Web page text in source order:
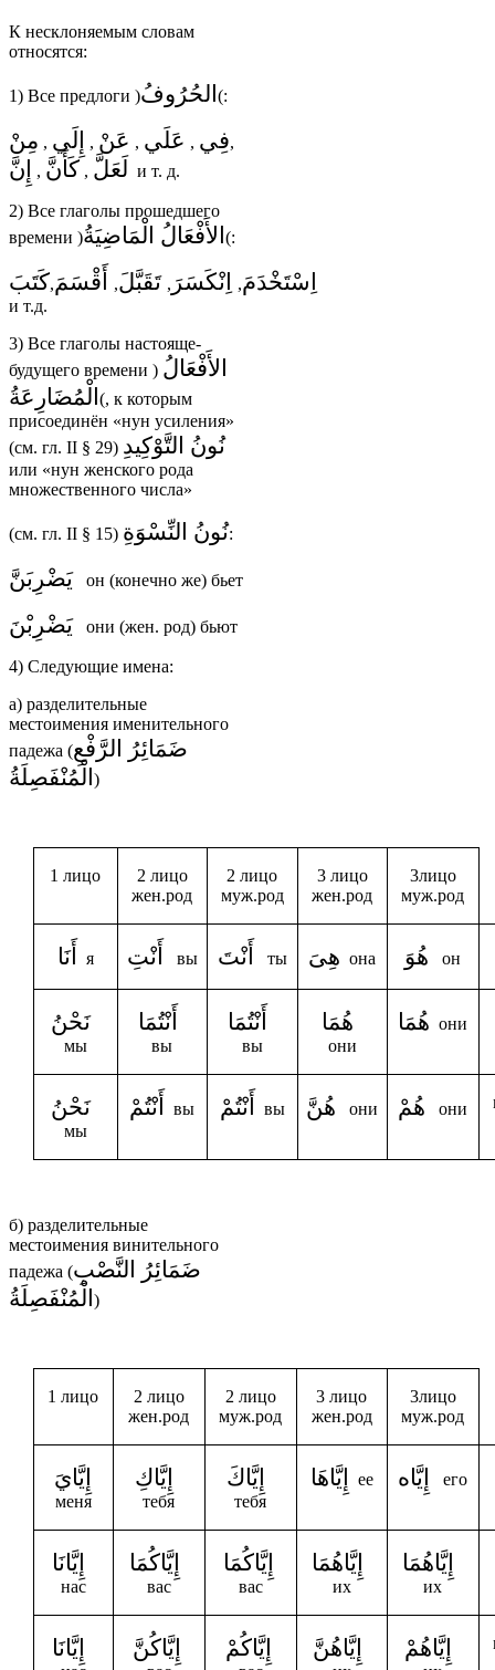
К несклоняемым словам
относятся:
1) Все предлоги (الحُرُوفُ ):
مِنْ , إِلَي , عَنْ , عَلَي , فِي,
إِنَّ , كَأَنَّ , لَعَلَّ и т. д.
2) Все глаголы прошедшего
времени (الأَفْعَالُ الْمَاضِيَةُ ):
كَتَبَ,أَقْسَمَ ,تَقَبَّلَ , اِنْكَسَرَ ,اِسْتَخْدَمَ
и т.д.
3) Все глаголы настояще-
будущего времени ( الأَفْعَالُ
الْمُضَارِعَةُ ), к которым
присоединён «нун усиления»
(см. гл. II § 29) نُونُ التَّوْكِيدِ
или «нун женского рода
множественного числа»
(см. гл. II § 15) نُونُ النِّسْوَةِ:
يَضْرِبَنَّ он (конечно же) бьет
يَضْرِبْنَ они (жен. род) бьют
4) Следующие имена:
а) разделительные
местоимения именительного
падежа (ضَمَائِرُ الرَّفْعِ
الْمُنْفَصِلَةُ )
1 лицо
2 лицо
жен.род
2 лицо
муж.род
3 лицо
жен.род
3лицо
муж.род
أَنَا я أَنْتِ вы أَنْتَ ты هِىَ она هُوَ он
نَحْنُ
мы
أَنْتُمَا
вы
أَنْتُمَا
вы
هُمَا
они
هُمَا они
نَحْنُ
мы
أَنْتُمْ вы أَنْتُمْ вы هُنَّ они هُمْ они
б) разделительные
местоимения винительного
падежа (ضَمَائِرُ النَّصْبِ
الْمُنْفَصِلَةُ )
1 лицо
2 лицо
жен.род
2 лицо
муж.род
3 лицо
жен.род
3лицо
муж.род
إِيَّايَ
меня
إِيَّاكِ
тебя
إِيَّاكَ
тебя
إِيَّاهَا ее إِيَّاه его
إِيَّانَا
нас
إِيَّاكُمَا
вас
إِيَّاكُمَا
вас
إِيَّاهُمَا
их
إِيَّاهُمَا
их
إِيَّانَا إِيَّاكُنَّ إِيَّاكُمْ إِيَّاهُنَّ إِيَّاهُمْ